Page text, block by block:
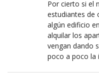
Por cierto si el
estudiantes de
algún edificio
alquilar los
vengan dando
poco a poco la